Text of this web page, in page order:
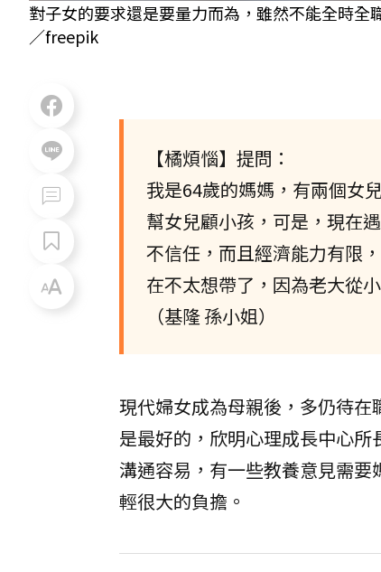
對子女的要求還是要量力而為，雖然不能全時
／freepik
【橘煩惱】提問：
我是64歲的媽媽，有兩個女
幫女兒顧小孩，可是，現在
不信任，而且經濟能力有限
在不太想帶了，因為老大從
（基隆 孫小姐）
現代婦女成為母親後，多仍待
是最好的，欣明心理成長中心
溝通容易，有一些教養意見需
輕很大的負擔。